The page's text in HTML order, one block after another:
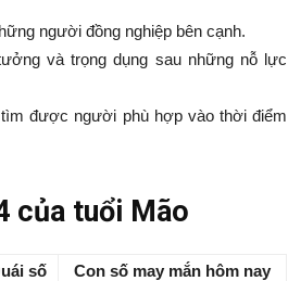
người đồng nghiệp bên cạnh.
và trọng dụng sau những nỗ lực
được người phù hợp vào thời điểm
của tuổi Mão
số Con số may mắn hôm nay